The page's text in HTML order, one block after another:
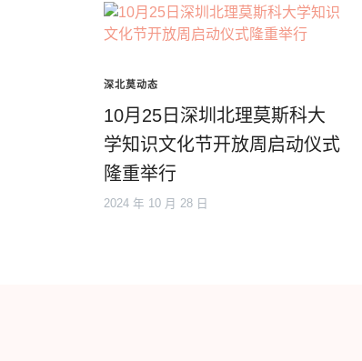
深北莫动态
10月25日深圳北理莫斯科大
学知识文化节开放周启动仪式
隆重举行
2024 年 10 月 28 日